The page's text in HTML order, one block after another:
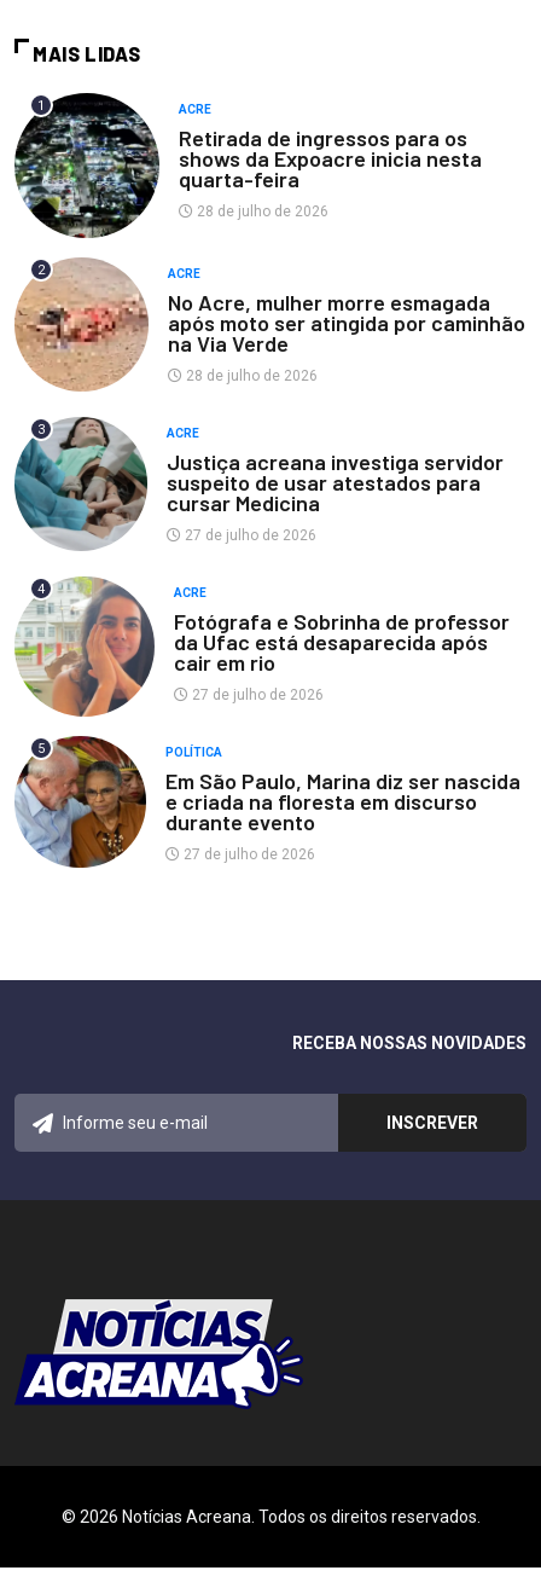
MAIS LIDAS
1 ACRE
Retirada de ingressos para os
shows da Expoacre inicia nesta
quarta-feira
28 de julho de 2026
2 ACRE
No Acre, mulher morre esmagada
após moto ser atingida por caminhão
na Via Verde
28 de julho de 2026
3 ACRE
Justiça acreana investiga servidor
suspeito de usar atestados para
cursar Medicina
27 de julho de 2026
4 ACRE
Fotógrafa e Sobrinha de professor
da Ufac está desaparecida após
cair em rio
27 de julho de 2026
5 POLÍTICA
Em São Paulo, Marina diz ser nascida
e criada na floresta em discurso
durante evento
27 de julho de 2026
RECEBA NOSSAS NOVIDADES
© 2026 Notícias Acreana. Todos os direitos reservados.